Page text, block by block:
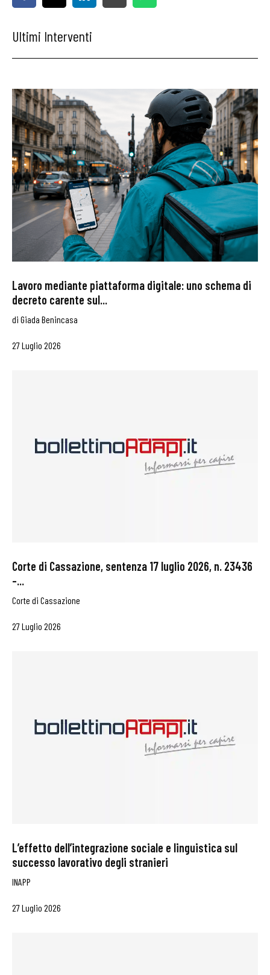
Ultimi Interventi
Lavoro mediante piattaforma digitale: uno schema di
decreto carente sul...
di Giada Benincasa
27 Luglio 2026
Corte di Cassazione, sentenza 17 luglio 2026, n. 23436
–...
Corte di Cassazione
27 Luglio 2026
L’effetto dell’integrazione sociale e linguistica sul
successo lavorativo degli stranieri
INAPP
27 Luglio 2026